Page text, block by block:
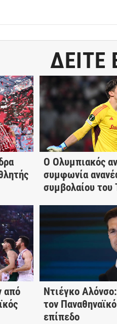
ΔΕΙΤΕ
Ο Ολυμπιακός
συμφωνία
συμβολαίου του
από
Ντιέγκο
τον
επίπεδο